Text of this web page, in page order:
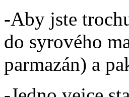
-Aby jste
do syrového
parmazán) a